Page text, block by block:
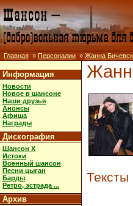
Главная » Персоналии » Жанна
Информация
Новости
Новое в шансоне
Наши друзья
Анонсы
Афиша
Награды
Дискография
Шансон X
Истоки
Военный шансон
Песни цыган
Барды
Ретро, эстрада ...
Архив
Тексты